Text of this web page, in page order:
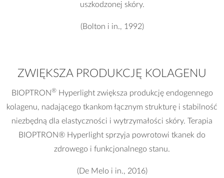
uszkodzonej skóry.
(Bolton i in., 1992)
ZWIĘKSZA PRODUKCJĘ KOLAGENU
BIOPTRON®Hyperlight zwiększa produkcję endogennego
kolagenu, nadającego tkankom łącznym strukturę i stabilność
niezbędną dla elastyczności i wytrzymałości skóry. Terapia
BIOPTRON® Hyperlight sprzyja powrotowi tkanek do
zdrowego i funkcjonalnego stanu.
(De Melo i in., 2016)